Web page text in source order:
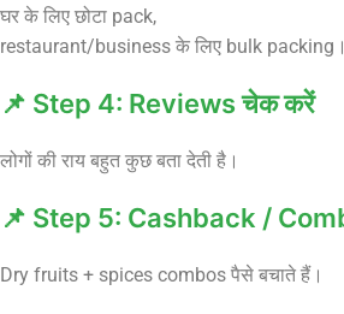
घर के लिए छोटा pack,
restaurant/business के लिए bulk packing।
📌 Step 4: Reviews चेक करें
लोगों की राय बहुत कुछ बता देती है।
📌 Step 5: Cashback /
Dry fruits + spices combos पैसे बचाते हैं।